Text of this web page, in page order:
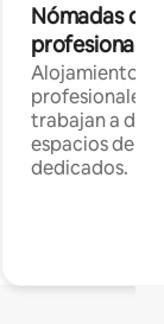
Nómadas
Alojamientos
profesionales
trabajan a
espacios de
dedicados.